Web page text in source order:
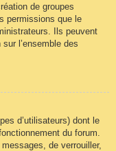
de groupes
permissions que le
Ils peuvent
l’ensemble des
d’utilisateurs) dont le
du forum.
de verrouiller,